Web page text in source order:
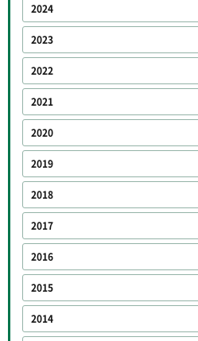
2024
2023
2022
2021
2020
2019
2018
2017
2016
2015
2014